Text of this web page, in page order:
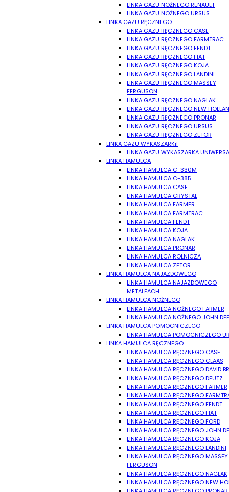
LINKA GAZU NOŻNEGO RENAULT
LINKA GAZU NOŻNEGO URSUS
LINKA GAZU RĘCZNEGO
LINKA GAZU RĘCZNEGO CASE
LINKA GAZU RĘCZNEGO FARMTRAC
LINKA GAZU RĘCZNEGO FENDT
LINKA GAZU RĘCZNEGO FIAT
LINKA GAZU RĘCZNEGO KOJA
LINKA GAZU RĘCZNEGO LANDINI
LINKA GAZU RĘCZNEGO MASSEY
FERGUSON
LINKA GAZU RĘCZNEGO NAGLAK
LINKA GAZU RĘCZNEGO NEW
LINKA GAZU RĘCZNEGO PRONAR
LINKA GAZU RĘCZNEGO URSUS
LINKA GAZU RĘCZNEGO ZETOR
LINKA GAZU WYKASZARKiI
LINKA GAZU WYKASZARKA
LINKA HAMULCA
LINKA HAMULCA C-330M
LINKA HAMULCA C-385
LINKA HAMULCA CASE
LINKA HAMULCA CRYSTAL
LINKA HAMULCA FARMER
LINKA HAMULCA FARMTRAC
LINKA HAMULCA FENDT
LINKA HAMULCA KOJA
LINKA HAMULCA NAGLAK
LINKA HAMULCA PRONAR
LINKA HAMULCA ROLNICZA
LINKA HAMULCA ZETOR
LINKA HAMULCA NAJAZDOWEGO
LINKA HAMULCA NAJAZDOWEGO
METALFACH
LINKA HAMULCA NOŻNEGO
LINKA HAMULCA NOŻNEGO FARMER
LINKA HAMULCA NOŻNEGO JOHN
LINKA HAMULCA POMOCNICZEGO
LINKA HAMULCA POMOCNICZEGO
LINKA HAMULCA RĘCZNEGO
LINKA HAMULCA RĘCZNEGO CASE
LINKA HAMULCA RĘCZNEGO CLAAS
LINKA HAMULCA RĘCZNEGO DAVID
LINKA HAMULCA RĘCZNEGO DEUTZ
LINKA HAMULCA RĘCZNEGO FARMER
LINKA HAMULCA RĘCZNEGO
LINKA HAMULCA RĘCZNEGO FENDT
LINKA HAMULCA RĘCZNEGO FIAT
LINKA HAMULCA RĘCZNEGO FORD
LINKA HAMULCA RĘCZNEGO JOHN
LINKA HAMULCA RĘCZNEGO KOJA
LINKA HAMULCA RĘCZNEGO LANDINI
LINKA HAMULCA RĘCZNEGO MASSEY
FERGUSON
LINKA HAMULCA RĘCZNEGO NAGLAK
LINKA HAMULCA RĘCZNEGO NEW